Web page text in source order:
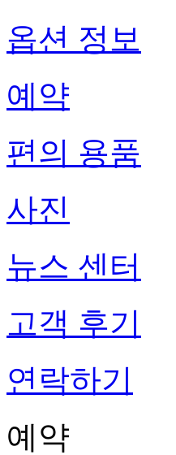
옵션 정보
예약
편의 용품
사진
뉴스 센터
고객 후기
연락하기
예약